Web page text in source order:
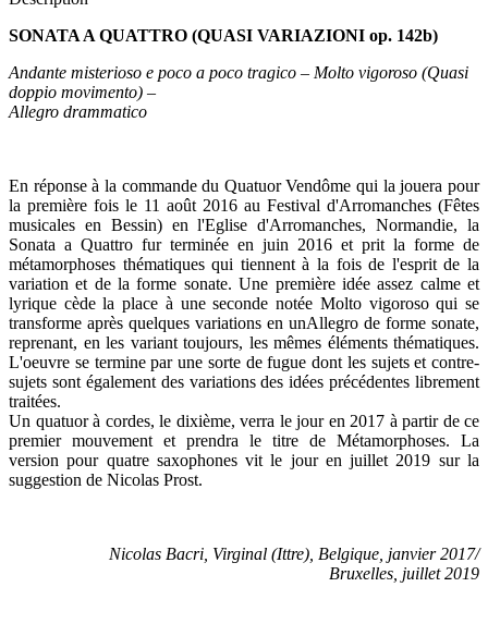
SONATA A QUATTRO (QUASI VARIAZIONI op. 142b)
Andante misterioso e poco a poco tragico – Molto vigoroso (Quasi
doppio movimento) –
Allegro drammatico
En réponse à la commande du Quatuor Vendôme qui la jouera pour
la première fois le 11 août 2016 au Festival d'Arromanches (Fêtes
musicales en Bessin) en l'Eglise d'Arromanches, Normandie, la
Sonata a Quattro fur terminée en juin 2016 et prit la forme de
métamorphoses thématiques qui tiennent à la fois de l'esprit de la
variation et de la forme sonate. Une première idée assez calme et
lyrique cède la place à une seconde notée Molto vigoroso qui se
transforme après quelques variations en unAllegro de forme sonate,
reprenant, en les variant toujours, les mêmes éléments thématiques.
L'oeuvre se termine par une sorte de fugue dont les sujets et contre-
sujets sont également des variations des idées précédentes librement
traitées.
Un quatuor à cordes, le dixième, verra le jour en 2017 à partir de ce
premier mouvement et prendra le titre de Métamorphoses. La
version pour quatre saxophones vit le jour en juillet 2019 sur la
suggestion de Nicolas Prost.
Nicolas Bacri, Virginal (Ittre), Belgique, janvier 2017/
Bruxelles, juillet 2019